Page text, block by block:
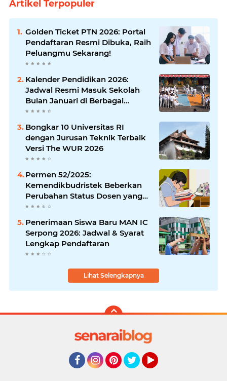
Artikel Terpopuler
Golden Ticket PTN 2026: Portal
Pendaftaran Resmi Dibuka, Raih
Peluangmu Sekarang!
Kalender Pendidikan 2026:
Jadwal Resmi Masuk Sekolah
Bulan Januari di Berbagai
Daerah
Bongkar 10 Universitas RI
dengan Jurusan Teknik Terbaik
Versi The WUR 2026
Permen 52/2025:
Kemendikbudristek Beberkan
Perubahan Status Dosen yang
Krusial
Penerimaan Siswa Baru MAN IC
Serpong 2026: Jadwal & Syarat
Lengkap Pendaftaran
Lihat Selengkapnya